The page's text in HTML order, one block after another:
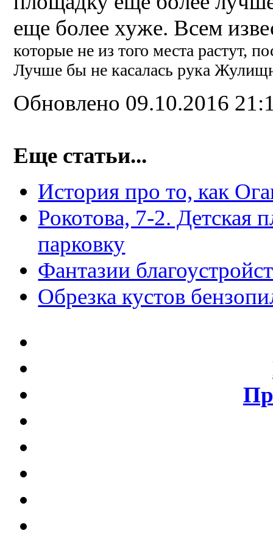
еще более хуже. Всем
которые не из того места растут,
Лучше бы не касалась рука
Обновлено 09.10.2016
Еще статьи...
История про то, как
Рокотова, 7-2. Детская
парковку
Фантазии
Обрезка кустов